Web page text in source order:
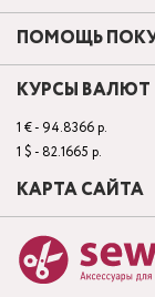
ПОМОЩЬ
КУРСЫ ВАЛЮТ
1 € - 94.8366 р.
1 $ - 82.1665 р.
КАРТА САЙТА